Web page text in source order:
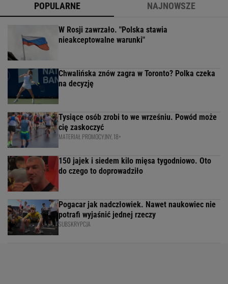
POPULARNE NAJNOWSZE
W Rosji zawrzało. "Polska stawia
nieakceptowalne warunki"
Chwalińska znów zagra w Toronto? Polka czeka
na decyzję
Tysiące osób zrobi to we wrześniu. Powód może
cię zaskoczyć
MATERIAŁ PROMOCYJNY, 18+
150 jajek i siedem kilo mięsa tygodniowo. Oto
do czego to doprowadziło
Pogacar jak nadczłowiek. Nawet naukowiec nie
potrafi wyjaśnić jednej rzeczy
SUBSKRYPCJA